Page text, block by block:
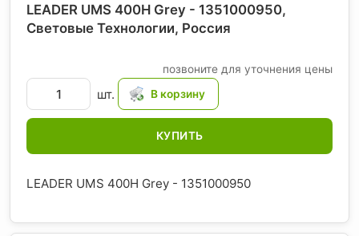
LEADER UMS 400H Grey - 1351000950,
Световые Технологии, Россия
позвоните для уточнения цены
шт.
КУПИТЬ
LEADER UMS 400H Grey - 1351000950